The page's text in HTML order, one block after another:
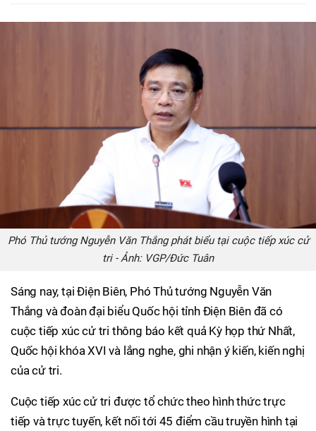
Phó Thủ tướng Nguyễn Văn Thắng phát biểu tại cuộc tiếp xúc cử
tri - Ảnh: VGP/Đức Tuân
Sáng nay, tại Điện Biên, Phó Thủ tướng Nguyễn Văn
Thắng và đoàn đại biểu Quốc hội tỉnh Điện Biên đã có
cuộc tiếp xúc cử tri thông báo kết quả Kỳ họp thứ Nhất,
Quốc hội khóa XVI và lắng nghe, ghi nhận ý kiến, kiến nghị
của cử tri.
Cuộc tiếp xúc cử tri được tổ chức theo hình thức trực
tiếp và trực tuyến, kết nối tới 45 điểm cầu truyền hình tại